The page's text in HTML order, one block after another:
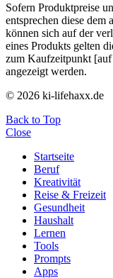
Sofern Produktpreise
entsprechen diese dem
können sich auf der
eines Produkts gelten
zum Kaufzeitpunkt
angezeigt werden.
© 2026 ki-lifehaxx.de
Back to Top
Close
Startseite
Beruf
Kreativität
Reise & Freizeit
Gesundheit
Haushalt
Lernen
Tools
Prompts
Apps